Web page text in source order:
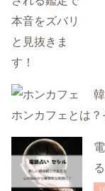
ホンカフェとは？